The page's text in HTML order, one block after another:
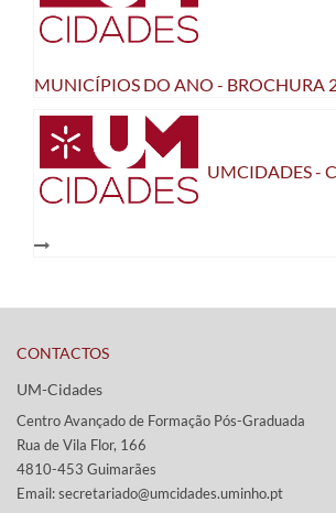
MUNICÍPIOS DO ANO - BROCHURA
UMCIDADES -
CONTACTOS
UM-Cidades
Centro Avançado de Formação Pós-Graduada
Rua de Vila Flor, 166
4810-453 Guimarães​
Email: secretariado@umcidades.uminho.pt​​